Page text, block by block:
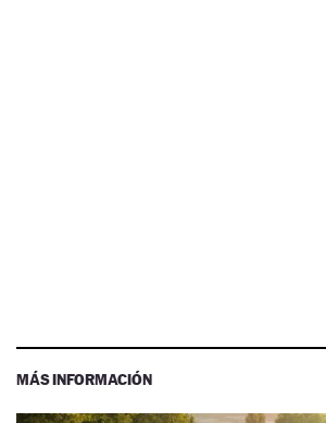
MÁS INFORMACIÓN